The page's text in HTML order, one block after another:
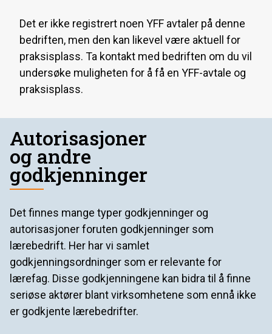
Det er ikke registrert noen YFF avtaler på denne
bedriften, men den kan likevel være aktuell for
praksisplass. Ta kontakt med bedriften om du vil
undersøke muligheten for å få en YFF-avtale og
praksisplass.
Autorisasjoner
og andre
godkjenninger
Det finnes mange typer godkjenninger og
autorisasjoner foruten godkjenninger som
lærebedrift. Her har vi samlet
godkjenningsordninger som er relevante for
lærefag. Disse godkjenningene kan bidra til å finne
seriøse aktører blant virksomhetene som ennå ikke
er godkjente lærebedrifter.